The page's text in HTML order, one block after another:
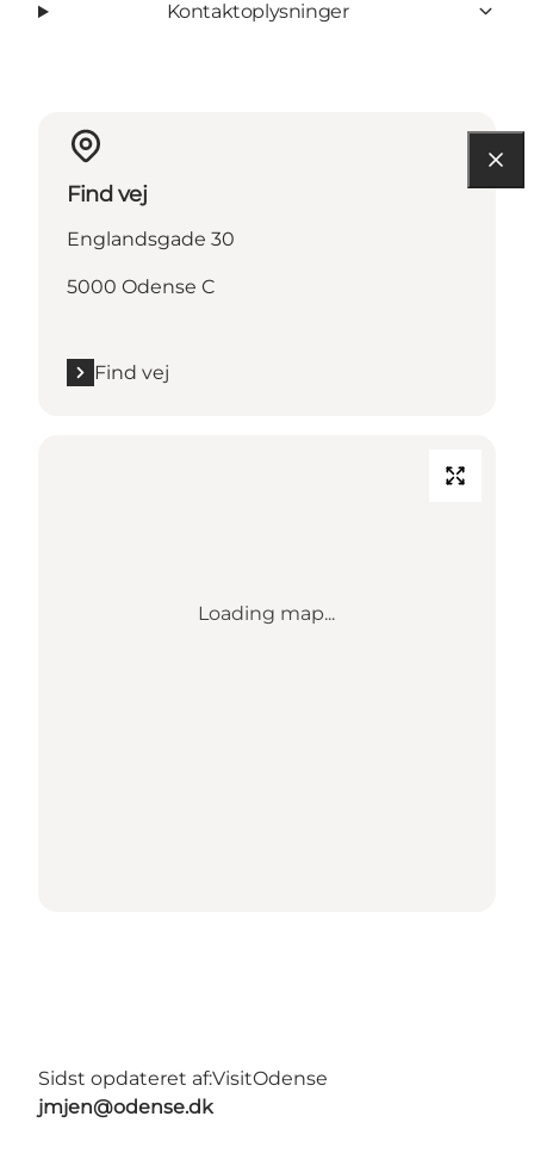
Kontaktoplysninger
Find vej
Englandsgade 30
5000 Odense C
Find vej
Loading map...
Sidst opdateret af:VisitOdense
jmjen@odense.dk